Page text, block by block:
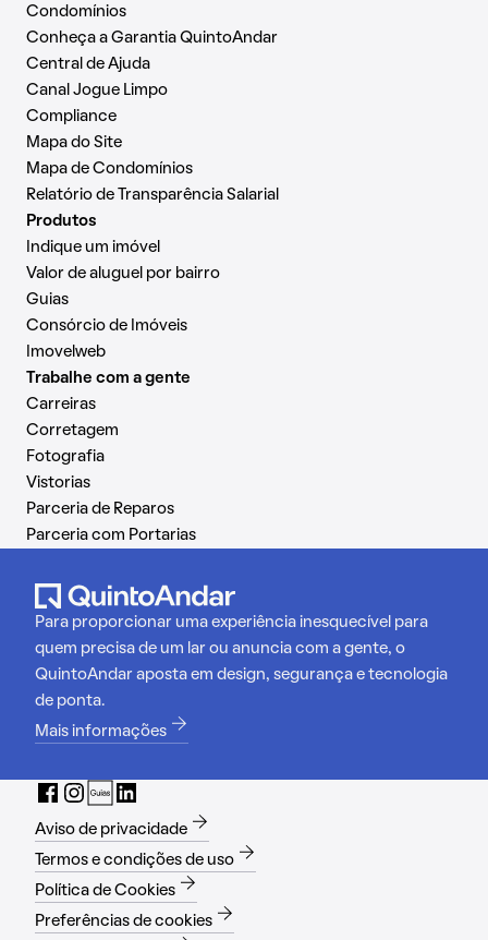
Condomínios
Conheça a Garantia QuintoAndar
Central de Ajuda
Canal Jogue Limpo
Compliance
Mapa do Site
Mapa de Condomínios
Relatório de Transparência Salarial
Produtos
Indique um imóvel
Valor de aluguel por bairro
Guias
Consórcio de Imóveis
Imovelweb
Trabalhe com a gente
Carreiras
Corretagem
Fotografia
Vistorias
Parceria de Reparos
Parceria com Portarias
Para proporcionar uma experiência inesquecível para
quem precisa de um lar ou anuncia com a gente, o
QuintoAndar aposta em design, segurança e tecnologia
de ponta.
Mais informações
Aviso de privacidade
Termos e condições de uso
Política de Cookies
Preferências de cookies